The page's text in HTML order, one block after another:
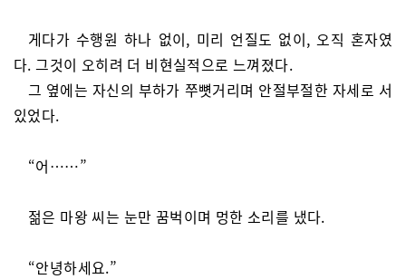
게다가 수행원 하나 없이, 미리 언질도 없이, 오직 혼자였
다. 그것이 오히려 더 비현실적으로 느껴졌다.
그 옆에는 자신의 부하가 쭈뼛거리며 안절부절한 자세로 서
있었다.
“어……”
젊은 마왕 씨는 눈만 꿈벅이며 멍한 소리를 냈다.
“안녕하세요.”